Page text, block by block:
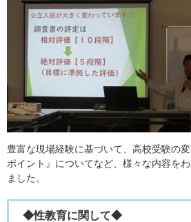
豊富な現場経験に基づいて、高校受験の
ポイント』についてなど、様々な内容を
ました。
◆性教育に関して◆